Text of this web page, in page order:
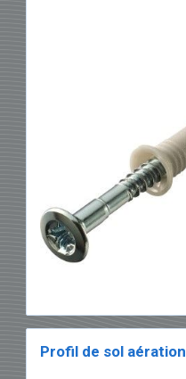
Profil de sol aération